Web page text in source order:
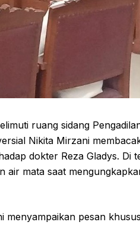
ruang sidang
Nikita Mirzani
dokter Reza Gladys. Di
air mata saat
menyampaikan pesan